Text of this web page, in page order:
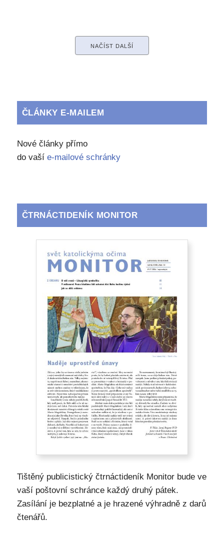
NAČÍST DALŠÍ
ČLÁNKY E-MAILEM
Nové články přímo
do vaší e-mailové schránky
ČTRNÁCTIDENÍK MONITOR
Tištěný publicistický čtrnáctideník Monitor bude ve
vaší poštovní schránce každý druhý pátek.
Zasílání je bezplatné a je hrazené výhradně z darů
čtenářů.